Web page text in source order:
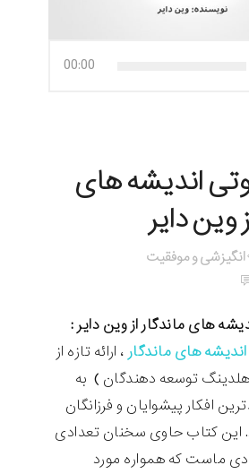
00:00
اندیشه های
وین دایر
انگیزشی و موفقیت
های ماندگار از وین دایر :
اندیشه های ماندگار ، ارائه تازه از
توسعه دهندگان ) به
افکار پیشوایان و فرزانگان
این کتاب حاوی سخنان تعدادی
ماست که همواره مورد